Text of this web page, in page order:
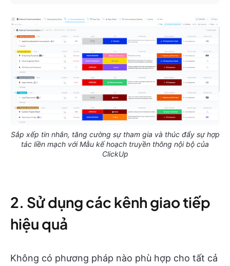
Sắp xếp tin nhắn, tăng cường sự tham gia và thúc đẩy sự hợp
tác liền mạch với Mẫu kế hoạch truyền thông nội bộ của
ClickUp
2. Sử dụng các kênh giao tiếp
hiệu quả
Không có phương pháp nào phù hợp cho tất cả